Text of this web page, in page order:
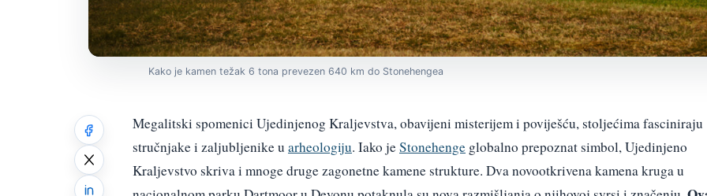
Kako je kamen težak 6 tona prevezen 640 km do Stonehengea
Megalitski spomenici Ujedinjenog Kraljevstva, obavijeni misterijem i poviješću, stoljećima fasciniraju
stručnjake i zaljubljenike u arheologiju. Iako jeStonehenge globalno prepoznat simbol, Ujedinjeno
Kraljevstvo skriva i mnoge druge zagonetne kamene strukture. Dva novootkrivena kamena kruga u